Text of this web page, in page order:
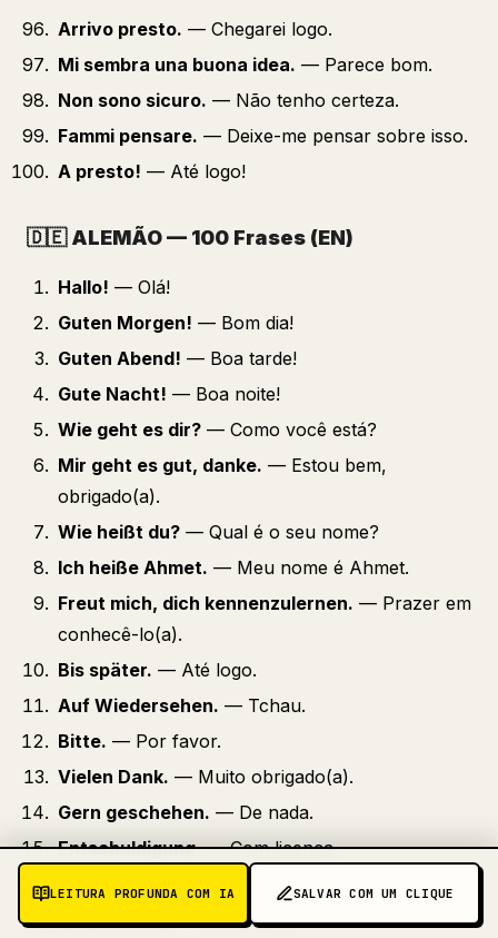
Arrivo presto. — Chegarei logo.
Mi sembra una buona idea. — Parece bom.
Non sono sicuro. — Não tenho certeza.
Fammi pensare. — Deixe-me pensar sobre isso.
A presto! — Até logo!
🇩🇪ALEMÃO — 100 Frases (EN)
Hallo! — Olá!
Guten Morgen! — Bom dia!
Guten Abend! — Boa tarde!
Gute Nacht! — Boa noite!
Wie geht es dir? — Como você está?
Mir geht es gut, danke. — Estou bem,
obrigado(a).
Wie heißt du? — Qual é o seu nome?
Ich heiße Ahmet. — Meu nome é Ahmet.
Freut mich, dich kennenzulernen. — Prazer em
conhecê-lo(a).
Bis später. — Até logo.
Auf Wiedersehen. — Tchau.
Bitte. — Por favor.
Vielen Dank. — Muito obrigado(a).
Gern geschehen. — De nada.
Entschuldigung.— Com licença.
Es tut mir leid. — Desculpe.
Ja, natürlich.— Sim, claro.
LEITURA PROFUNDA COM IA SALVAR COM UM CLIQUE